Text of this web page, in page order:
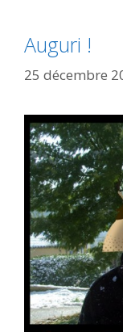
Auguri !
25 décembre